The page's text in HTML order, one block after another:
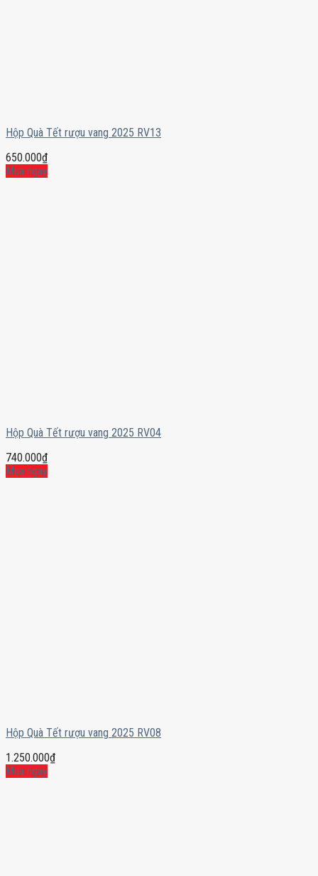
Hộp Quà Tết rượu vang 2025 RV13
650.000₫
Mua ngay
Hộp Quà Tết rượu vang 2025 RV04
740.000₫
Mua ngay
Hộp Quà Tết rượu vang 2025 RV08
1.250.000₫
Mua ngay